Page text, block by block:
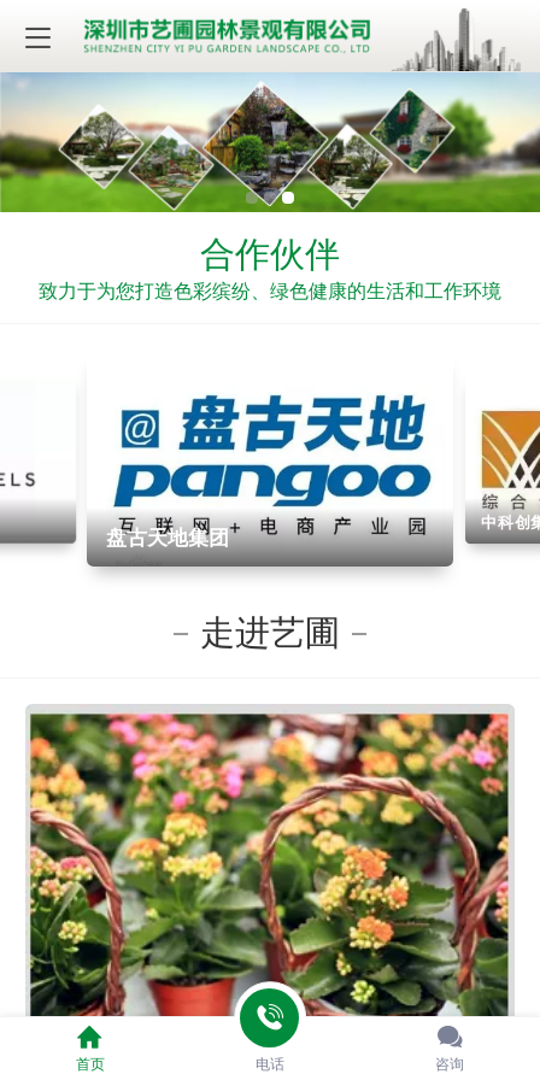
合作伙伴
致力于为您打造色彩缤纷、绿色健康的生活和工作环境
盘古天地集团
中科创
走进艺圃
首页 电话 咨询